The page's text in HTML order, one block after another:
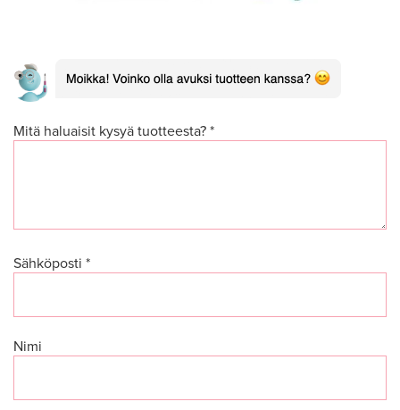
Mitä haluaisit kysyä tuotteesta? *
Sähköposti *
Nimi